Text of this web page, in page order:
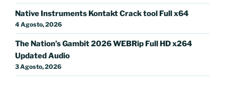
Native Instruments Kontakt Crack tool Full x64
4 Agosto, 2026
The Nation’s Gambit 2026 WEBRip Full HD x264
Updated Audio
3 Agosto, 2026